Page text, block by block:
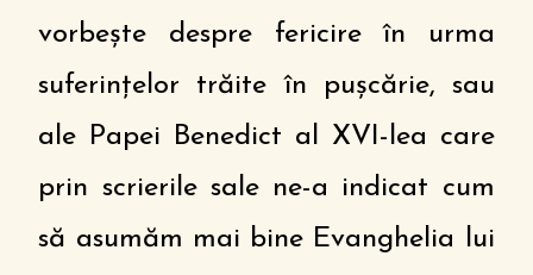
vorbește despre fericire în urma
suferințelor trăite în pușcărie, sau
ale Papei Benedict al XVI-lea care
prin scrierile sale ne-a indicat cum
să asumăm mai bine Evanghelia lui